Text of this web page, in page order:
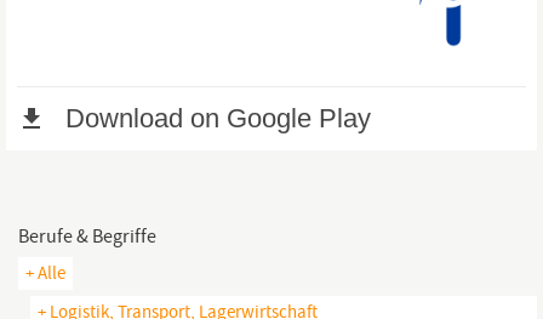
Berufe & Begriffe
+ Alle
+ Logistik, Transport, Lagerwirtschaft